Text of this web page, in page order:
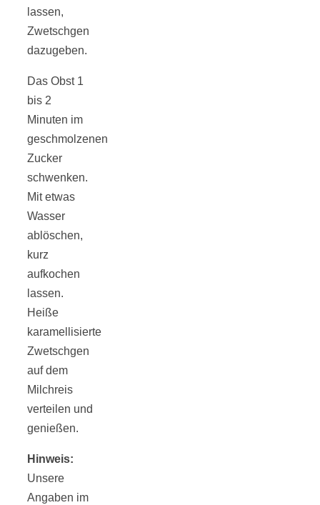
lassen,
Zwetschgen
dazugeben.
Das Obst 1
bis 2
Minuten im
geschmolzenen
Zucker
schwenken.
Mit etwas
Wasser
ablöschen,
kurz
aufkochen
lassen.
Heiße
karamellisierte
Zwetschgen
auf dem
Milchreis
verteilen und
genießen.
Hinweis:
Unsere
Angaben im